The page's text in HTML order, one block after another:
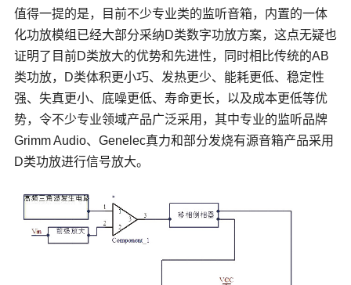
值得一提的是，目前不少专业类的监听音箱，内置的一体
化功放模组已经大部分采纳D类数字功放方案，这点无疑也
证明了目前D类放大的优势和先进性，同时相比传统的AB
类功放，D类体积更小巧、发热更少、能耗更低、稳定性
强、失真更小、底噪更低、寿命更长，以及成本更低等优
势，令不少专业领域产品广泛采用，其中专业的监听品牌
Grimm Audio、Genelec真力和部分发烧有源音箱产品采用
D类功放进行信号放大。